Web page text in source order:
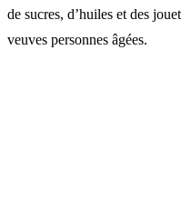
de sucres, d’huiles et des
veuves personnes âgées.